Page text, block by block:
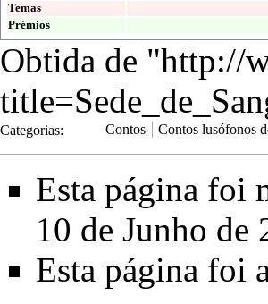
Temas
Prémios
Obtida de "http://
Categorias: Contos Contos lusófonos
Esta página foi
10 de Junho de
Esta página foi